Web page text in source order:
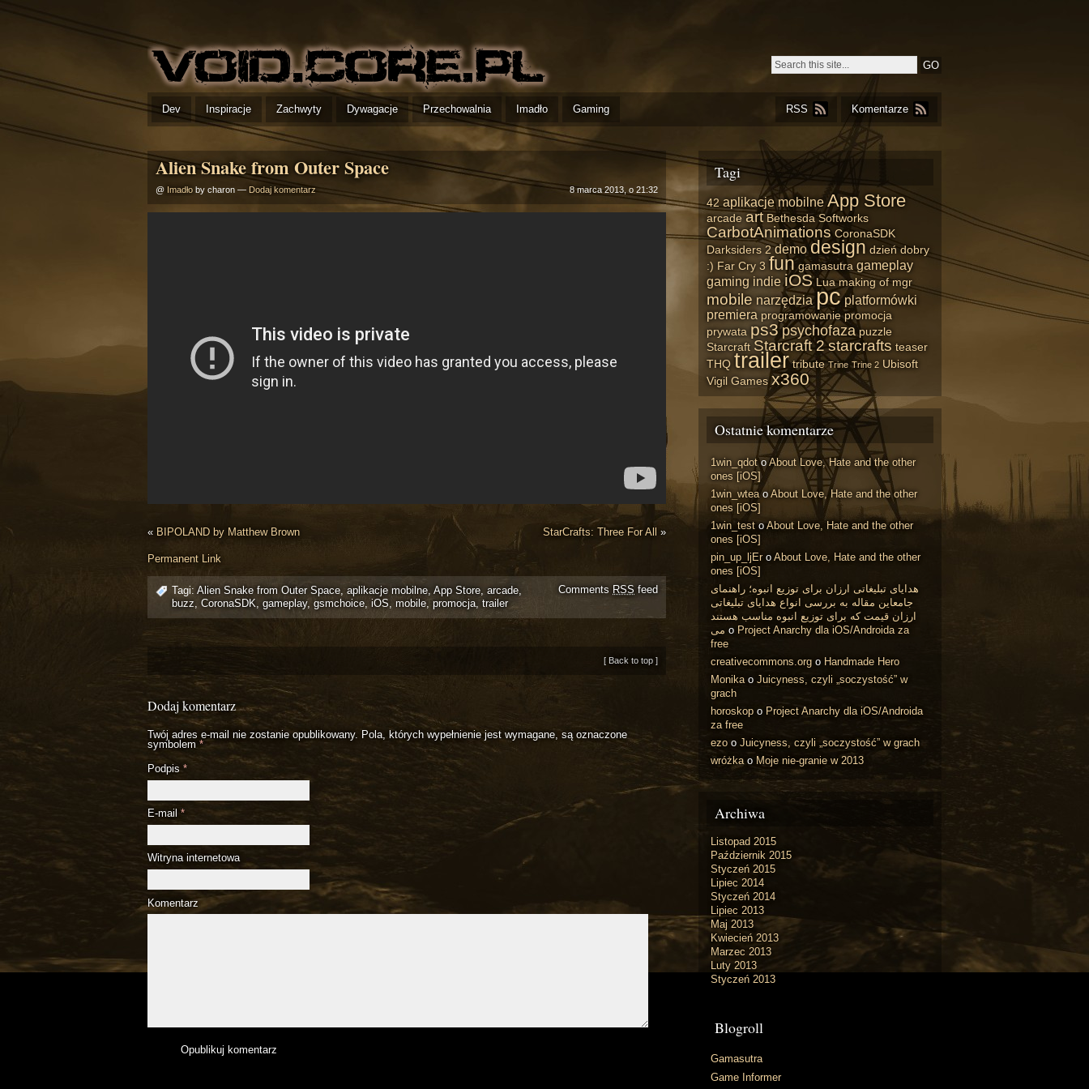
Dev Inspiracje Zachwyty Dywagacje Przechowalnia Imadło Gaming Komentarze
RSS
Alien Snake from Outer Space
@ Imadło by charon — Dodaj komentarz 8 marca 2013, o 21:32
« BIPOLAND by Matthew Brown StarCrafts: Three For All »
Permanent Link
Tagi: Alien Snake from Outer Space,aplikacje mobilne, App Store, arcade,
buzz, CoronaSDK, gameplay, gsmchoice, iOS, mobile,promocja, trailer
Comments RSS feed
[ Back to top ]
Dodaj komentarz
Twój adres e-mail nie zostanie opublikowany. Pola, których wypełnienie jest wymagane, są oznaczone
symbolem *
Podpis*
E-mail *
Witryna internetowa
Komentarz
Tagi
42 aplikacje mobilne App Store
arcade art Bethesda Softworks
CarbotAnimations CoronaSDK
Darksiders 2 demo design dzień dobry
:) Far Cry 3 fun gamasutra gameplay
gaming indie iOS Lua making of mgr
mobile narzędzia pc platformówki
premiera programowanie promocja
prywata ps3 psychofaza puzzle
Starcraft Starcraft 2starcrafts teaser
THQ trailer tribute Trine Trine 2 Ubisoft
Vigil Games x360
Ostatnie komentarze
1win_qdotoAbout Love, Hate and the other
ones [iOS]
1win_wtea o About Love, Hate and the other
ones [iOS]
1win_testoAbout Love, Hate and the other
ones [iOS]
pin_up_ljEro About Love, Hate and the other
ones [iOS]
هدایای تبلیغاتی ارزان برای توزیع انبوه؛ راهنمای
جامعاین مقاله به بررسی انواع هدایای تبلیغاتی
ارزان قیمت که برای توزیع انبوه مناسب هستند
می o Project Anarchy dla iOS/Androida za
free
creativecommons.org o Handmade Hero
Monika o Juicyness, czyli „soczystość” w
grach
horoskop o Project Anarchy dla iOS/Androida
za free
ezo o Juicyness, czyli „soczystość” w grach
wróżka o Moje nie-granie w 2013
Archiwa
Listopad 2015
Październik 2015
Styczeń 2015
Lipiec 2014
Styczeń 2014
Lipiec 2013
Maj 2013
Kwiecień 2013
Marzec 2013
Luty 2013
Styczeń 2013
Blogroll
Gamasutra
Game Informer